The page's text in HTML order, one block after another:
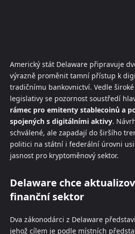
Americký stát Delaware připravuje
výrazně proměnit tamní přístup k
tradičnímu bankovnictví. Vedle
legislativy se pozornost soustředí
rámec pro emitenty stablecoinů a
spojených s digitálními aktivy.
schválené, ale zapadají do širšího
politici na státní i federální úrovni
jasnost pro kryptoměnový sektor.
Delaware chce
finanční sektor
Dva zákonodárci z Delaware
jehož cílem je podle místních